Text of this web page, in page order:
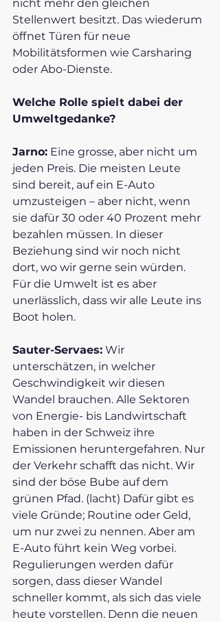
nicht mehr den gleichen
Stellenwert besitzt. Das wiederum
öffnet Türen für neue
Mobilitätsformen wie Carsharing
oder Abo-Dienste.
Welche Rolle spielt dabei der
Umweltgedanke?
Jarno: Eine grosse, aber nicht um
jeden Preis. Die meisten Leute
sind bereit, auf ein E-Auto
umzusteigen – aber nicht, wenn
sie dafür 30 oder 40 Prozent mehr
bezahlen müssen. In dieser
Beziehung sind wir noch nicht
dort, wo wir gerne sein würden.
Für die Umwelt ist es aber
unerlässlich, dass wir alle Leute ins
Boot holen.
Sauter-Servaes: Wir
unterschätzen, in welcher
Geschwindigkeit wir diesen
Wandel brauchen. Alle Sektoren
von Energie- bis Landwirtschaft
haben in der Schweiz ihre
Emissionen heruntergefahren. Nur
der Verkehr schafft das nicht. Wir
sind der böse Bube auf dem
grünen Pfad. (lacht) Dafür gibt es
viele Gründe; Routine oder Geld,
um nur zwei zu nennen. Aber am
E-Auto führt kein Weg vorbei.
Regulierungen werden dafür
sorgen, dass dieser Wandel
schneller kommt, als sich das viele
heute vorstellen. Denn die neuen